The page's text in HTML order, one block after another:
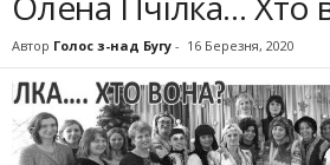
Автор Голос з-над Бугу - 16 Березня, 2020